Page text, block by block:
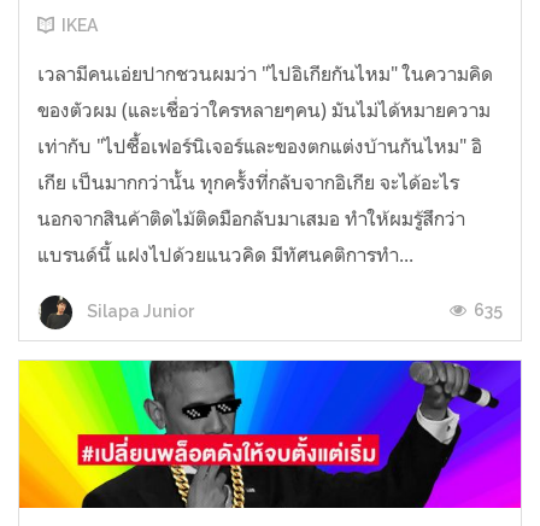
IKEA
เวลามีคนเอ่ยปากชวนผมว่า "ไปอิเกียกันไหม" ในความคิด
ของตัวผม (และเชื่อว่าใครหลายๆคน) มันไม่ได้หมายความ
เท่ากับ "ไปซื้อเฟอร์นิเจอร์และของตกแต่งบ้านกันไหม" อิ
เกีย เป็นมากกว่านั้น ทุกครั้งที่กลับจากอิเกีย จะได้อะไร
นอกจากสินค้าติดไม้ติดมือกลับมาเสมอ ทำให้ผมรู้สึกว่า
แบรนด์นี้ แฝงไปด้วยแนวคิด มีทัศนคติการทำ...
Silapa Junior 635